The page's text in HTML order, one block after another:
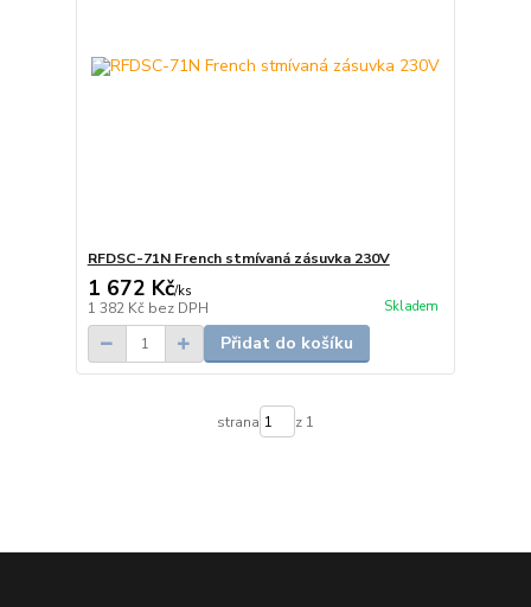
RFDSC-71N French stmívaná zásuvka 230V
1 672 Kč/ks
1 382 Kč bez DPH Skladem
Přidat do košíku
strana z 1